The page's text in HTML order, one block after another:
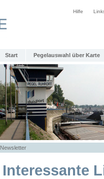
Hilfe
Start Pegelauswahl über Karte
Newsletter
Interessante